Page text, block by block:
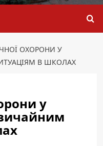
ОХОРОНИ У
В ШКОЛАХ
у